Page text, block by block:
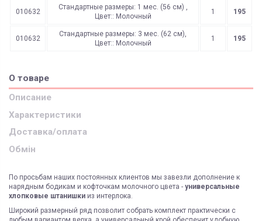
010632
Стандартные размеры: 1 мес. (56 см) ,
Цвет:: Молочный
1 195
010632
Стандартные размеры: 3 мес. (62 см),
Цвет:: Молочный
1 195
О товаре
Описание
Характеристики
Доставка/оплата
Обмін
По просьбам наших постоянных клиентов мы завезли дополнение к
нарядным бодикам и кофточкам молочного цвета - универсальные
хлопковые штанишки из интерлока.
Широкий размерный ряд позволит собрать комплект практически с